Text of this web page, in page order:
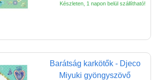
Készleten, 1 napon belül szállítható!
Barátság karkötők - Djeco
Miyuki gyöngyszövő